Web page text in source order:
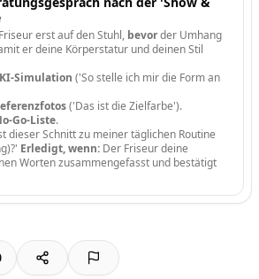
erst auf den Stuhl, bevorder Umhang
er deine Körperstatur und deinen Stil
KI-Simulation ('So stelle ich mir die Form an
('Das ist die Zielfarbe').
Go-Liste.
dieser Schnitt zu meiner täglichen Routine
Erledigt, wenn: Der Friseur deine
Worten zusammengefasst und bestätigt